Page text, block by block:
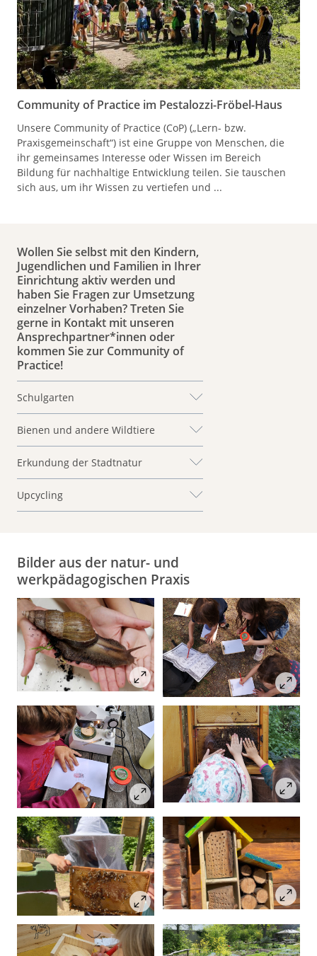
Community of Practice im Pestalozzi-Fröbel-Haus
Unsere Community of Practice (CoP) („Lern- bzw.
Praxisgemeinschaft“) ist eine Gruppe von Menschen, die
ihr gemeinsames Interesse oder Wissen im Bereich
Bildung für nachhaltige Entwicklung teilen. Sie tauschen
sich aus, um ihr Wissen zu vertiefen und ...
Wollen Sie selbst mit den Kindern,
Jugendlichen und Familien in Ihrer
Einrichtung aktiv werden und
haben Sie Fragen zur Umsetzung
einzelner Vorhaben? Treten Sie
gerne in Kontakt mit unseren
Ansprechpartner*innen oder
kommen Sie zur Community of
Practice!
Schulgarten
Bienen und andere Wildtiere
Erkundung der Stadtnatur
Upcycling
Bilder aus der natur- und
werkpädagogischen Praxis